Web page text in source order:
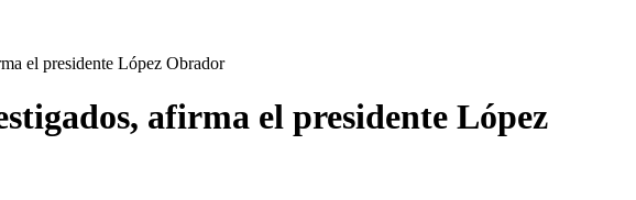
el presidente López Obrador
afirma el presidente López